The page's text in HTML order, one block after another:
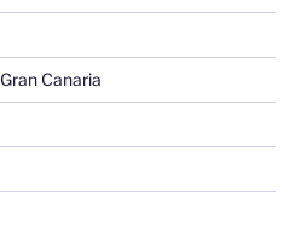
Canaria